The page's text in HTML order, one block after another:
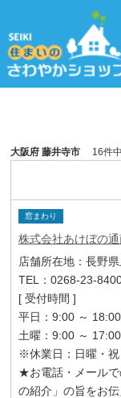
大阪府 藤井寺市 16件中
窓まわり
株式会社あけぼの
店舗所在地：長野
TEL：0268-23-
[ 受付時間 ]
平日：9:00 ～ 18:00
土曜：9:00 ～ 17:00
※休業日：日曜・祝
★お電話・メールで
の紹介」の旨をお伝